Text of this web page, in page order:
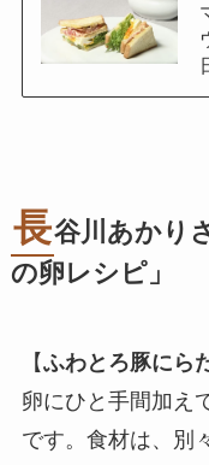
長谷川あかり
の卵レシピ」
【ふわとろ豚にら
卵にひと手間加え
です。食材は、別